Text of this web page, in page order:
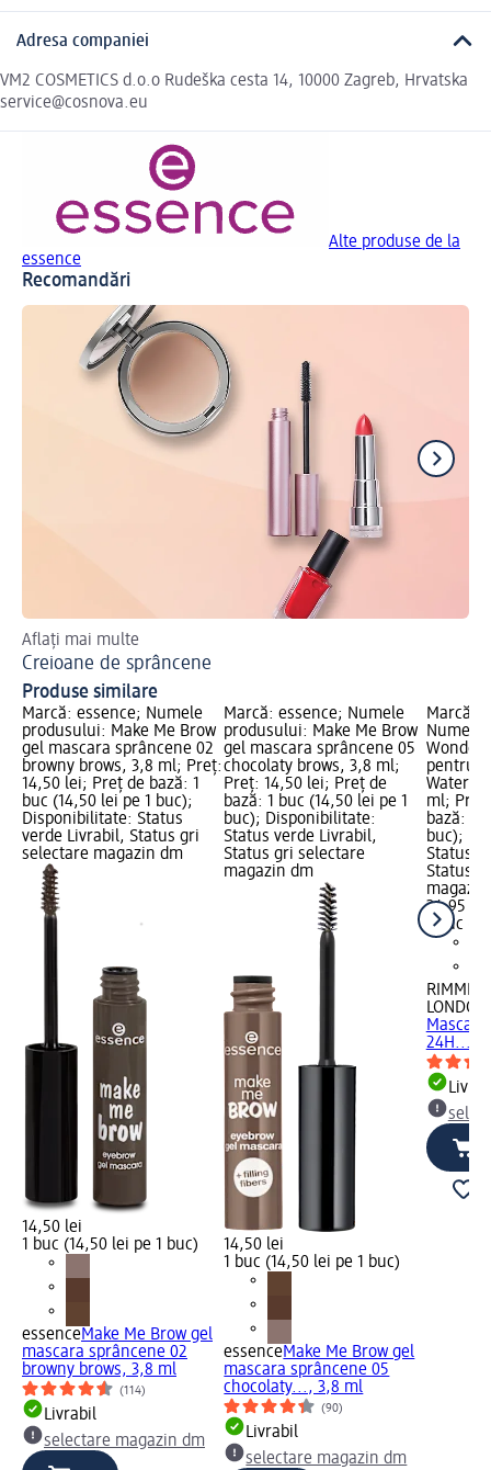
Adresa companiei
VM2 COSMETICS d.o.o Rudeška cesta 14, 10000 Zagreb, Hrvatska
service@cosnova.eu
Alte produse de la
essence
Recomandări
Aflați mai multe
Creioane de sprâncene
Produse similare
Marcă: essence; Numele
produsului: Make Me Brow
gel mascara sprâncene 02
browny brows, 3,8 ml; Preț:
14,50 lei; Preț de bază: 1
buc (14,50 lei pe 1 buc);
Disponibilitate: Status
verde Livrabil, Status gri
selectare magazin dm
14,50 lei
1 buc (14,50 lei pe 1 buc)
essenceMake Me Brow gel
mascara sprâncene 02
browny brows, 3,8 ml
(114)
Livrabil
selectare magazin dm
Marcă: essence; Numele
produsului: Make Me Brow
gel mascara sprâncene 05
chocolaty brows, 3,8 ml;
Preț: 14,50 lei; Preț de
bază: 1 buc (14,50 lei pe 1
buc); Disponibilitate:
Status verde Livrabil,
Status gri selectare
magazin dm
14,50 lei
1 buc (14,50 lei pe 1 buc)
essenceMake Me Brow gel
mascara sprâncene 05
chocolaty..., 3,8 ml
(90)
Livrabil
selectare magazin dm
Marcă:
Numele
pentru
ml;
bază: 1
buc);
Status
Status
34,95 lei
1 buc
RIMMEL
LONDON
24H...,